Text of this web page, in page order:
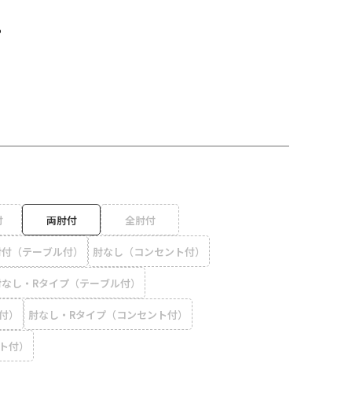
両肘付 全肘付
（テーブル付） 肘なし（コンセント付）
し・Rタイプ（テーブル付）
肘なし・Rタイプ（コンセント付）
）